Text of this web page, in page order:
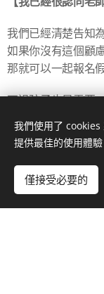
我們已經清楚告知
如果你沒有這個顧
那就可以一起報名
不過孩子也是需要
非常感謝🙏你的認
免費建
我們使用了 cookies
提供最佳的使用體驗
僅接受必要的